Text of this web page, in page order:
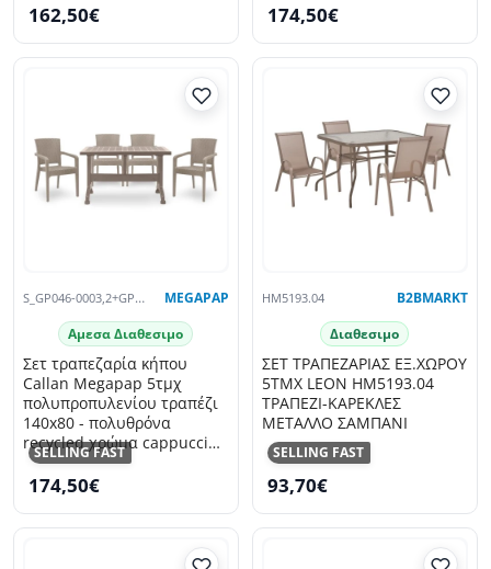
0001,3x4
162,50€
0001,2x4
174,50€
SELLING FAST
S_GP046-0003,2+GP046-0001,3X4 MEGAPAP
Αμεσα Διαθεσιμο
Σετ τραπεζαρία κήπου
Callan Megapap 5τμχ
πολυπροπυλενίου τραπέζι
140x80 - πολυθρόνα
recycled χρώμα cappuccino
S_GP046-0003,2+GP046-
0001,3x4
174,50€
SELLING FAST
HM5193.04 B2BMARKT
Διαθεσιμο
ΣΕΤ ΤΡΑΠΕΖΑΡΙΑΣ ΕΞ.ΧΩΡΟΥ
5ΤΜΧ LEON HM5193.04
ΤΡΑΠΕΖΙ-ΚΑΡΕΚΛΕΣ
ΜΕΤΑΛΛΟ ΣΑΜΠΑΝΙ
93,70€